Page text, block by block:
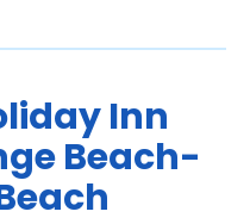
Inn
Beach-